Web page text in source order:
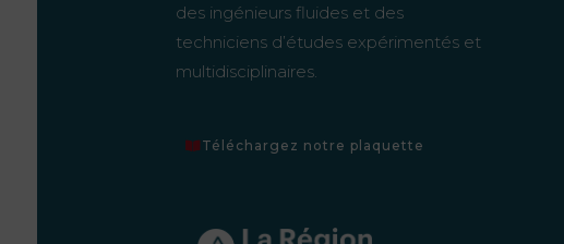
des ingénieurs fluides et des
techniciens d’études expérimentés et
multidisciplinaires.
Téléchargez notre plaquette